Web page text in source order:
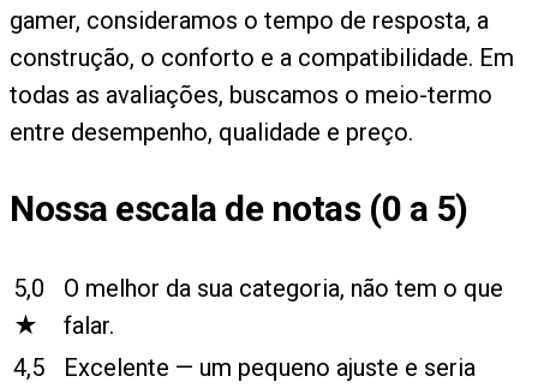
gamer, consideramos o tempo de resposta, a
construção, o conforto e a compatibilidade. Em
todas as avaliações, buscamos o meio-termo
entre desempenho, qualidade e preço.
Nossa escala de notas (0 a 5)
5,0
★
O melhor da sua categoria, não tem o que
falar.
4,5
Excelente — um pequeno ajuste e seria